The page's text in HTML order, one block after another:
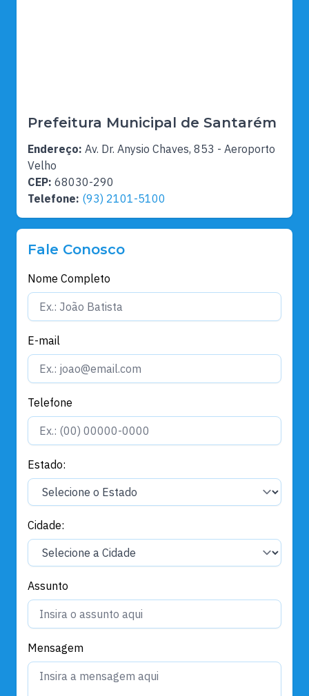
Prefeitura Municipal de Santarém
Endereço: Av. Dr. Anysio Chaves, 853 - Aeroporto
Velho
CEP: 68030-290
Telefone: (93) 2101-5100
Fale Conosco
Nome Completo
E-mail
Telefone
Estado:
Cidade:
Assunto
Mensagem